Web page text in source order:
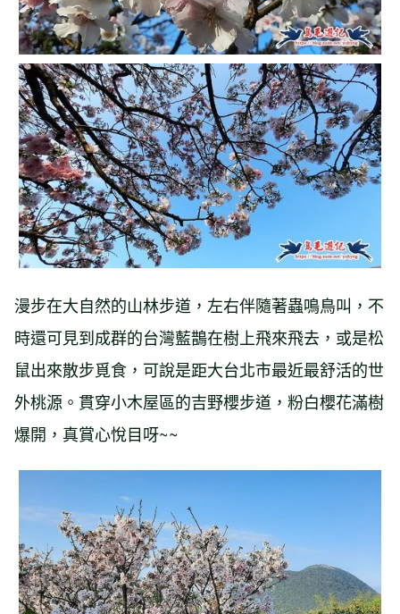
漫步在大自然的山林步道，左右伴隨著蟲鳴鳥叫，不
時還可見到成群的台灣藍鵲在樹上飛來飛去，或是松
鼠出來散步覓食，可說是距大台北市最近最舒活的世
外桃源。貫穿小木屋區的吉野櫻步道，粉白櫻花滿樹
爆開，真賞心悅目呀~~